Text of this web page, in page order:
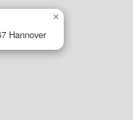
Hannover
×